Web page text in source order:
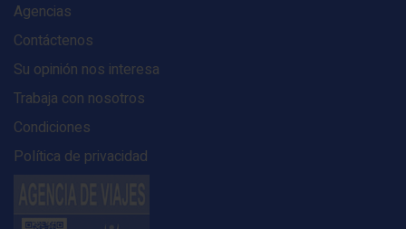
Agencias
Contáctenos
Su opinión nos interesa
Trabaja con nosotros
Condiciones
Política de privacidad